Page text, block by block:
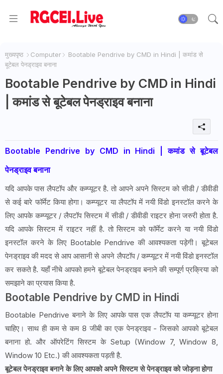
मुख्यपृष्ठ Computer
Bootable Pendrive by CMD in Hindi | कमांड से
बूटेबल पेनड्राइव बनाना
Bootable Pendrive by CMD in Hindi
| कमांड से बूटेबल पेनड्राइव बनाना
Bootable Pendrive by CMD in Hindi | कमांड से बूटेबल
पेनड्राइव बनाना
यदि आपके पास लैपटॉप और कम्प्यूटर है. तो आपने अपने सिस्टम को सीडी / डीवीडी
से कई बारे फॉर्मेट किया होगा। कम्प्यूटर या लैपटॉप में नयी विंडो इनस्टॉल करने के
लिए आपके कम्प्यूटर / लैपटॉप सिस्टम में सीडी / डीवीडी राइटर होना जरुरी होता है.
यदि आपके सिस्टम में राइटर नहीं है. तो सिस्टम को फॉर्मेट करने या नयी विंडो
इनस्टॉल करने के लिए Bootable Pendrive की आवश्यकता पड़ेगी। बूटेबल
पेनड्राइव की मदद से आप आसानी से अपने लैपटॉप / कम्प्यूटर में नयी विंडो इनस्टॉल
कर सकते है. यहाँ नीचे आपको हमने बूटेबल पेनड्राइव बनाने की सम्पूर्ण प्रक्रिया को
समझाने का प्रयास किया है.
Bootable Pendrive by CMD in Hindi
Bootable Pendrive बनाने के लिए आपके पास एक लैपटॉप या कम्प्यूटर होना
चाहिए। साथ ही कम से कम 8 जीबी का एक पेनड्राइव - जिसको आपको बूटेबल
बनाना हो. और ऑपरेटिंग सिस्टम के Setup (Window 7, Window 8,
Window 10 Etc.) की आवश्यकता पड़ती है.
बूटेबल पेनड्राइव बनाने के लिए आपको अपने सिस्टम से पेनड्राइव को जोड़ना होगा